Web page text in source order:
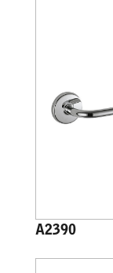
A2390